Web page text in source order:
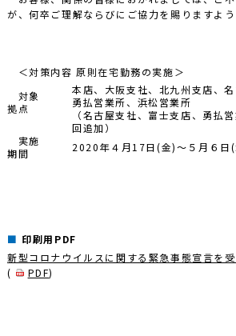
が、何卒ご理解ならびにご協力を賜りますよう
＜対策内容 原則在宅勤務の実施＞
対象
拠点
本店、大阪支社、北九州支店、名
勇払営業所、浜松営業所
（名古屋支社、富士支店、勇払
回追加）
実施
期間
2020年４月17日(金)～５月６日
印刷用PDF
新型コロナウイルスに関する緊急事態宣言を
(
PDF)